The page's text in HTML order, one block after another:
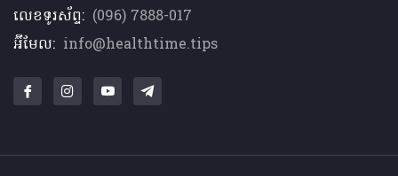
លេខទូរស័ព្ទ: (096) 7888-017
អ៊ីមែល: info@healthtime.tips